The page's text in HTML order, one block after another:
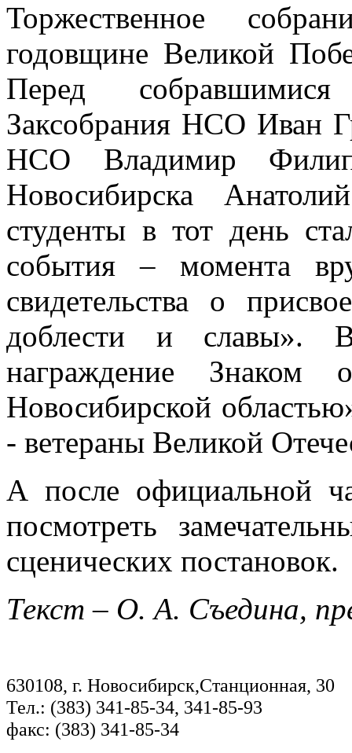
Торжественное
годовщине Великой
Перед
Заксобрания НСО Иван
НСО Владимир
Новосибирска
студенты в тот день
события – момента
свидетельства о
доблести и славы».
награждение Знаком
Новосибирской
- ветераны Великой
А после официальной
посмотреть
сценических постановок.
Текст – О. А. Съедина,
630108, г. Новосибирск,Станционная, 30
Тел.: (383) 341-85-34, 341-85-93
факс: (383) 341-85-34